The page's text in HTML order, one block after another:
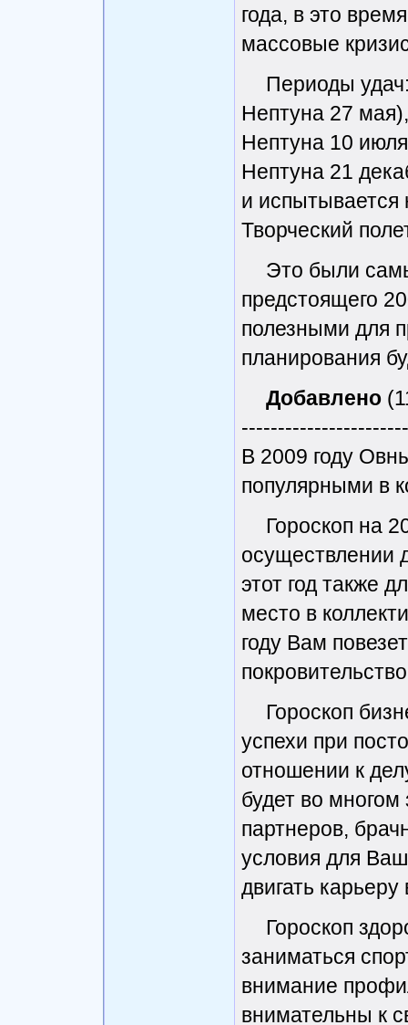
года, в это
массовые
Периоды
Нептуна 27
Нептуна 10
Нептуна 21
и
Творческий
Это были
предстоящего
полезными для
планирования
Добавлено
В 2009 году
популярными в
Гороскоп на
осуществлении
этот год также
место в
году Вам
Гороскоп
успехи при
отношении к
будет во
партнеров,
условия для
двигать карьеру
Гороскоп
заниматься
внимание
внимательны к